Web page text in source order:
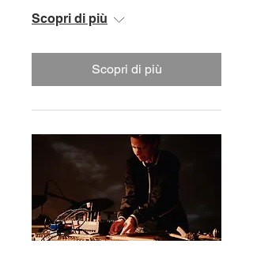
Scopri di più
Scopri di più